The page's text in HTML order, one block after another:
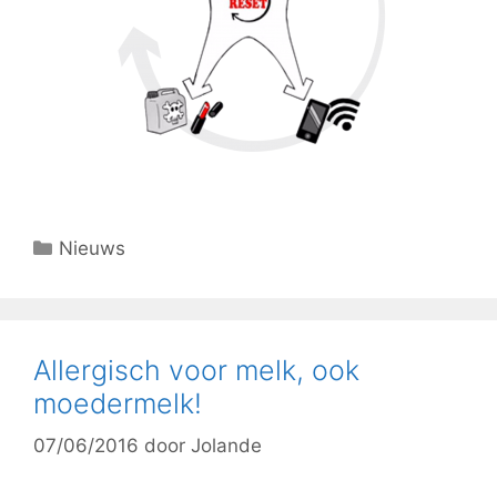
Categorieën
Nieuws
Allergisch voor melk, ook
moedermelk!
07/06/2016 door Jolande